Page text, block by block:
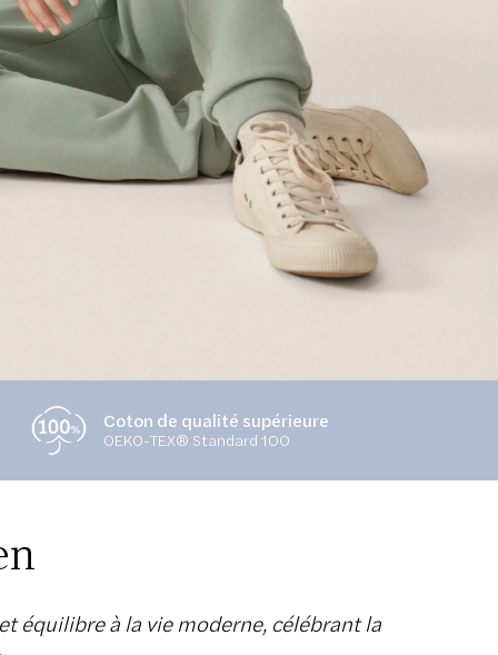
Coton de qualité supérieure
OEKO-TEX® Standard 100
équilibre à la vie moderne, célébrant la